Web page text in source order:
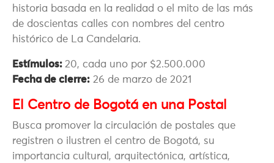
historia basada en la realidad o el mito de las más
de doscientas calles con nombres del centro
histórico de La Candelaria.
Estímulos: 20, cada uno por $2.500.000
Fecha de cierre: 26 de marzo de 2021
El Centro de Bogotá en una Postal
Busca promover la circulación de postales que
registren o ilustren el centro de Bogotá, su
importancia cultural, arquitectónica, artística,